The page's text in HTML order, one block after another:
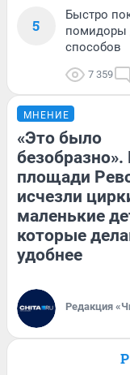
5
Быстро
помидоры
способов
7 359
МНЕНИЕ
«Это было
площади
исчезли
маленькие
которые
удобнее
Редакция